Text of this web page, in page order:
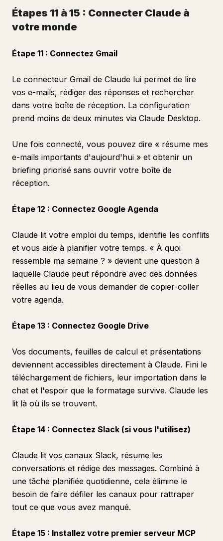
Étapes 11 à 15 : Connecter Claude à
votre monde
Étape 11 : Connectez Gmail
Le connecteur Gmail de Claude lui permet de lire
vos e-mails, rédiger des réponses et rechercher
dans votre boîte de réception. La configuration
prend moins de deux minutes via Claude Desktop.
Une fois connecté, vous pouvez dire « résume mes
e-mails importants d'aujourd'hui » et obtenir un
briefing priorisé sans ouvrir votre boîte de
réception.
Étape 12 : Connectez Google Agenda
Claude lit votre emploi du temps, identifie les conflits
et vous aide à planifier votre temps. « À quoi
ressemble ma semaine ? » devient une question à
laquelle Claude peut répondre avec des données
réelles au lieu de vous demander de copier-coller
votre agenda.
Étape 13 : Connectez Google Drive
Vos documents, feuilles de calcul et présentations
deviennent accessibles directement à Claude. Fini le
téléchargement de fichiers, leur importation dans le
chat et l'espoir que le formatage survive. Claude les
lit là où ils se trouvent.
Étape 14 : Connectez Slack (si vous l'utilisez)
Claude lit vos canaux Slack, résume les
conversations et rédige des messages. Combiné à
une tâche planifiée quotidienne, cela élimine le
besoin de faire défiler les canaux pour rattraper
tout ce que vous avez manqué.
Étape 15 : Installez votre premier serveur MCP